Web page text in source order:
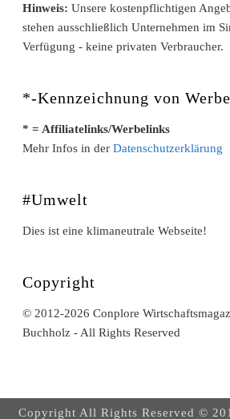
Hinweis: Unsere kostenpflichtigen
stehen ausschließlich Unternehmen im
Verfügung - keine privaten Verbraucher.
*-Kennzeichnung von
* = Affiliatelinks/Werbelinks
Mehr Infos in derDatenschutzerklärung
#Umwelt
Dies ist eine klimaneutrale Webseite!
Copyright
© 2012-2026 Conplore
Buchholz - All Rights Reserved
Copyright All Rights Reserved ©